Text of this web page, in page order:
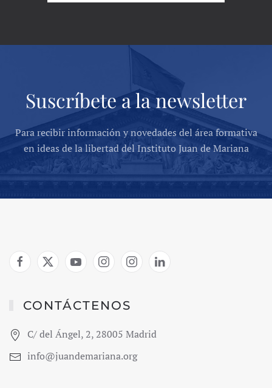
Suscríbete a la newsletter
Para recibir información y novedades del área formativa
en ideas de la libertad del Instituto Juan de Mariana
CONTÁCTENOS
C/ del Ángel, 2, 28005 Madrid
info@juandemariana.org